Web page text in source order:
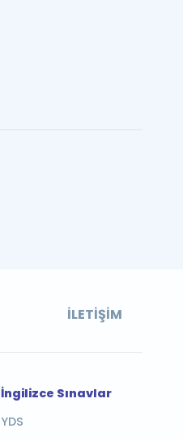
İLETIŞIM
İngilizce Sınavlar
YDS